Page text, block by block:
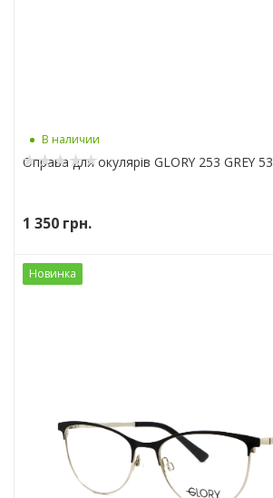
В наличии
Оправа для окулярів GLORY 253 GREY 53
1 350 грн.
Новинка